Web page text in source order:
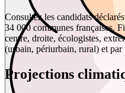
Consultez les candidats
34 000 communes françaises.
centre, droite, écologistes,
(urbain, périurbain, rural) et par
Projections